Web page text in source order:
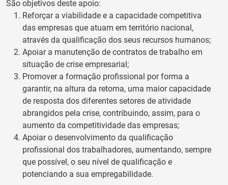
São objetivos deste apoio:
Reforçar a viabilidade e a capacidade competitiva
das empresas que atuam em território nacional,
através da qualificação dos seus recursos humanos;
Apoiar a manutenção de contratos de trabalho em
situação de crise empresarial;
Promover a formação profissional por forma a
garantir, na altura da retoma, uma maior capacidade
de resposta dos diferentes setores de atividade
abrangidos pela crise, contribuindo, assim, para o
aumento da competitividade das empresas;
Apoiar o desenvolvimento da qualificação
profissional dos trabalhadores, aumentando, sempre
que possível, o seu nível de qualificação e
potenciando a sua empregabilidade.